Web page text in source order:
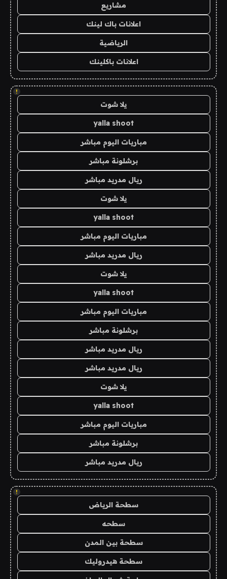
مشاريع
اعلانات باك لينك
الرياضية
اعلانات باكلينك
!
يلا شوت
yalla shoot
مباريات اليوم مباشر
برشلونة مباشر
ريال مدريد مباشر
يلا شوت
yalla shoot
مباريات اليوم مباشر
ريال مدريد مباشر
يلا شوت
yalla shoot
مباريات اليوم مباشر
برشلونة مباشر
ريال مدريد مباشر
ريال مدريد مباشر
يلا شوت
yalla shoot
مباريات اليوم مباشر
برشلونة مباشر
ريال مدريد مباشر
!
سطحة الرياض
سطحه
سطحة بين المدن
سطحة هيدروليك